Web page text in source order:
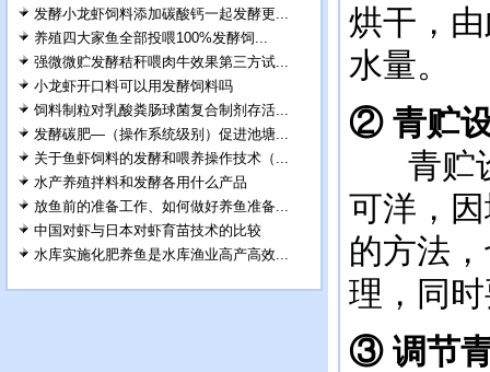
发酵小龙虾饲料添加碳酸钙一起发酵更...
养殖四大家鱼全部投喂100%发酵饲...
强微微贮发酵秸秆喂肉牛效果第三方试...
小龙虾开口料可以用发酵饲料吗
饲料制粒对乳酸粪肠球菌复合制剂存活...
发酵碳肥—（操作系统级别）促进池塘...
关于鱼虾饲料的发酵和喂养操作技术（...
水产养殖拌料和发酵各用什么产品
放鱼前的准备工作、如何做好养鱼准备...
中国对虾与日本对虾育苗技术的比较
水库实施化肥养鱼是水库渔业高产高效...
烘干，
水量。
② 青贮
青贮
可洋，
的方法
理，同
③ 调节